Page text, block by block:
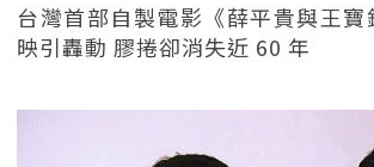
台灣首部自製電影《薛平貴與王寶
映引轟動 膠捲卻消失近 60 年